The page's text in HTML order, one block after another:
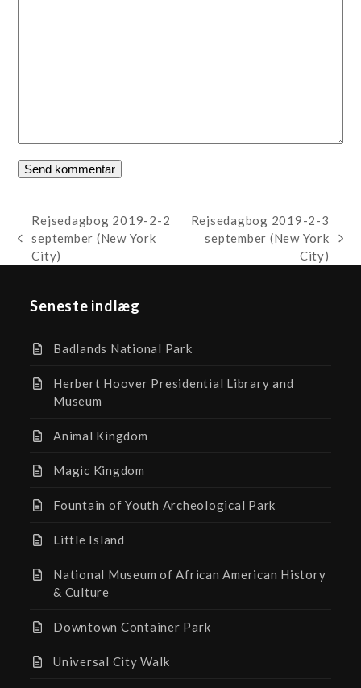
previous
post:
Rejsedagbog 2019-2-2
september (New York
City)
next
post:
Rejsedagbog 2019-2-3
september (New York
City)
Seneste indlæg
Badlands National Park
Herbert Hoover Presidential Library and
Museum
Animal Kingdom
Magic Kingdom
Fountain of Youth Archeological Park
Little Island
National Museum of African American History
& Culture
Downtown Container Park
Universal City Walk